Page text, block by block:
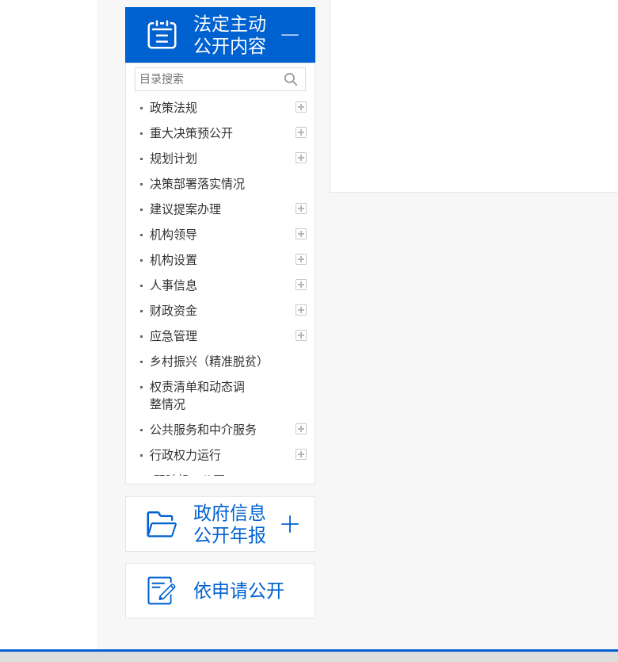
法定主动
公开内容
政策法规
重大决策预公开
规划计划
决策部署落实情况
建议提案办理
机构领导
机构设置
人事信息
财政资金
应急管理
乡村振兴（精准脱贫）
权责清单和动态调
整情况
公共服务和中介服务
行政权力运行
“双随机一公开”
网上政务服务
政府集中采购
新闻发布
上级政策解读
政府信息
公开年报
依申请公开